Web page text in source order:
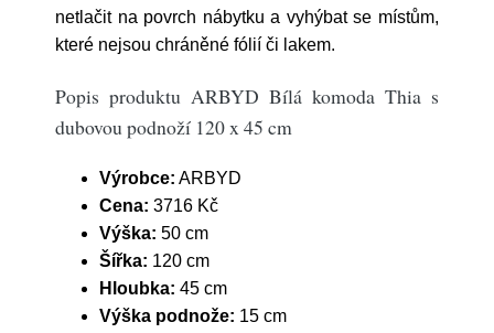
netlačit na povrch nábytku a vyhýbat se místům,
které nejsou chráněné fólií či lakem.
Popis produktu ARBYD Bílá komoda Thia s
dubovou podnoží 120 x 45 cm
Výrobce: ARBYD
Cena: 3716 Kč
Výška: 50 cm
Šířka: 120 cm
Hloubka: 45 cm
Výška podnože: 15 cm